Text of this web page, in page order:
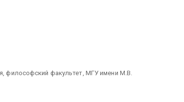
философский факультет, МГУ имени М.В.